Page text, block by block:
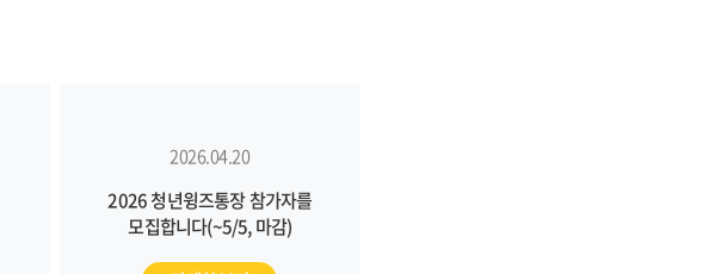
2026.04.20
2026 청년윙즈통장 참가자를
모집합니다(~5/5, 마감)